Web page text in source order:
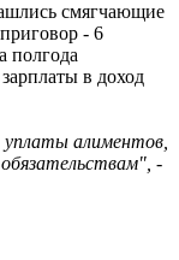
смягчающие
- 6
полгода
в доход
алиментов,
-